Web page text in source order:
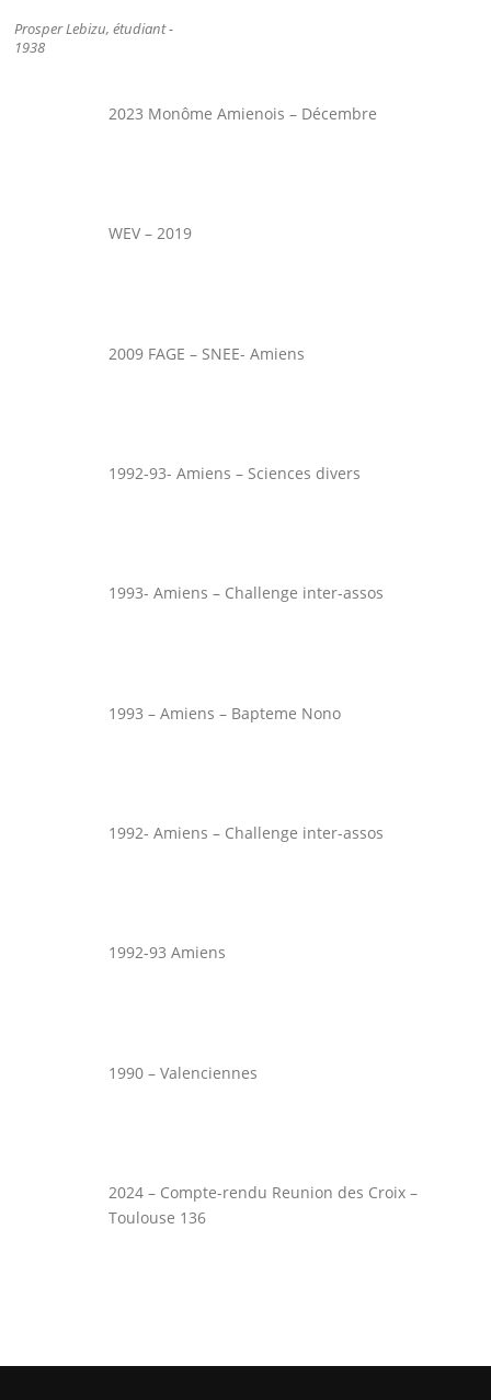
Prosper Lebizu, étudiant -
1938
2023 Monôme Amienois – Décembre
WEV – 2019
2009 FAGE – SNEE- Amiens
1992-93- Amiens – Sciences divers
1993- Amiens – Challenge inter-assos
1993 – Amiens – Bapteme Nono
1992- Amiens – Challenge inter-assos
1992-93 Amiens
1990 – Valenciennes
2024 – Compte-rendu Reunion des Croix –
Toulouse 136